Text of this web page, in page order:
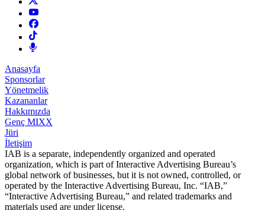
Anasayfa
Sponsorlar
Yönetmelik
Kazananlar
Hakkımızda
Genç MIXX
Jüri
İletişim
IAB is a separate, independently organized and operated
organization, which is part of Interactive Advertising Bureau’s
global network of businesses, but it is not owned, controlled, or
operated by the Interactive Advertising Bureau, Inc. “IAB,”
“Interactive Advertising Bureau,” and related trademarks and
materials used are under license.